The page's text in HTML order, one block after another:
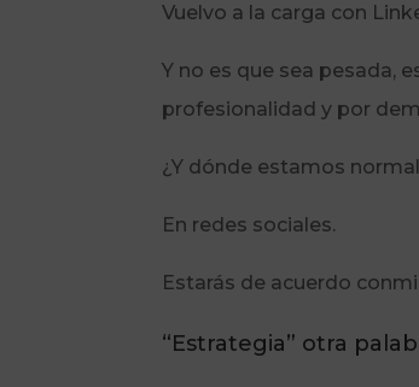
Vuelvo a la carga con
Y no es que sea pesada,
profesionalidad y por
¿Y dónde estamos
En redes sociales.
Estarás de acuerdo
“Estrategia” otra